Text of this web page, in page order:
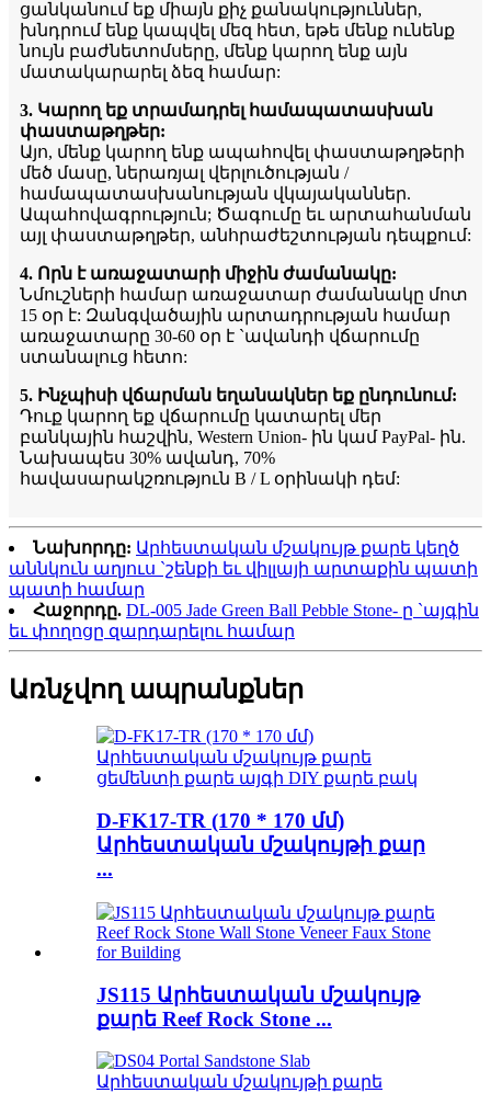
ցանկանում եք միայն քիչ քանակություններ,
խնդրում ենք կապվել մեզ հետ, եթե մենք ունենք
նույն բաժնետոմսերը, մենք կարող ենք այն
մատակարարել ձեզ համար:
3. Կարող եք տրամադրել համապատասխան
փաստաթղթեր:
Այո, մենք կարող ենք ապահովել փաստաթղթերի
մեծ մասը, ներառյալ վերլուծության /
համապատասխանության վկայականներ.
Ապահովագրություն; Ծագումը եւ արտահանման
այլ փաստաթղթեր, անհրաժեշտության դեպքում:
4. Որն է առաջատարի միջին ժամանակը:
Նմուշների համար առաջատար ժամանակը մոտ
15 օր է: Զանգվածային արտադրության համար
առաջատարը 30-60 օր է `ավանդի վճարումը
ստանալուց հետո:
5. Ինչպիսի վճարման եղանակներ եք ընդունում:
Դուք կարող եք վճարումը կատարել մեր
բանկային հաշվին, Western Union- ին կամ PayPal- ին.
Նախապես 30% ավանդ, 70%
հավասարակշռություն B / L օրինակի դեմ:
Նախորդը: Արհեստական ​​մշակույթ քարե կեղծ
աննկուն աղյուս `շենքի եւ վիլլայի արտաքին պատի
պատի համար
Հաջորդը. DL-005 Jade Green Ball Pebble Stone- ը `այգին
եւ փողոցը զարդարելու համար
Առնչվող ապրանքներ
D-FK17-TR (170 * 170 մմ)
Արհեստական ​​մշակույթի քար
...
JS115 Արհեստական ​​մշակույթ
քարե Reef Rock Stone ...